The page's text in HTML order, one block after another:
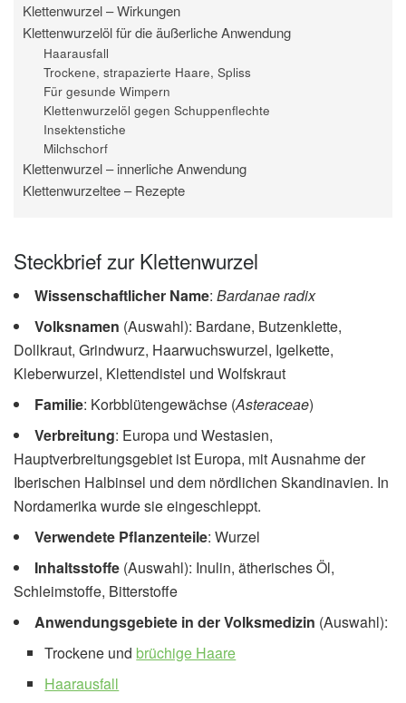
Klettenwurzel – Wirkungen
Klettenwurzelöl für die äußerliche Anwendung
Haarausfall
Trockene, strapazierte Haare, Spliss
Für gesunde Wimpern
Klettenwurzelöl gegen Schuppenflechte
Insektenstiche
Milchschorf
Klettenwurzel – innerliche Anwendung
Klettenwurzeltee – Rezepte
Steckbrief zur Klettenwurzel
Wissenschaftlicher Name: Bardanae radix
Volksnamen (Auswahl): Bardane, Butzenklette,
Dollkraut, Grindwurz, Haarwuchswurzel, Igelkette,
Kleberwurzel, Klettendistel und Wolfskraut
Familie: Korbblütengewächse (Asteraceae)
Verbreitung: Europa und Westasien,
Hauptverbreitungs­gebiet ist Europa, mit Ausnahme der
Iberischen Halbinsel und dem nördlichen Skandinavien. In
Nordamerika wurde sie eingeschleppt.
Verwendete Pflanzenteile: Wurzel
Inhaltsstoffe (Auswahl): Inulin, ätherisches Öl,
Schleimstoffe, Bitterstoffe
Anwendungsgebiete in der Volksmedizin (Auswahl):
Trockene und brüchige Haare
Haarausfall